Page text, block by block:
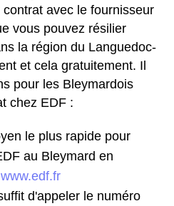
avec le fournisseur
vous pouvez résilier
la région du Languedoc-
et cela gratuitement. Il
pour les Bleymardois
chez EDF :
le plus rapide pour
au Bleymard en
www.edf.fr
d'appeler le numéro